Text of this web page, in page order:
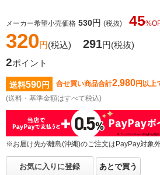
メーカー希望小売価格 530円 (税抜) 45
320円(税込) 291円(税抜)
2ポイント
送料590円 合せ買い商品合計2,980円以上
(送料・基準金額はすべて税込)
※お届け先が離島(沖縄)のご注文はPayPay対象
お気に入りに登録 あとで買う